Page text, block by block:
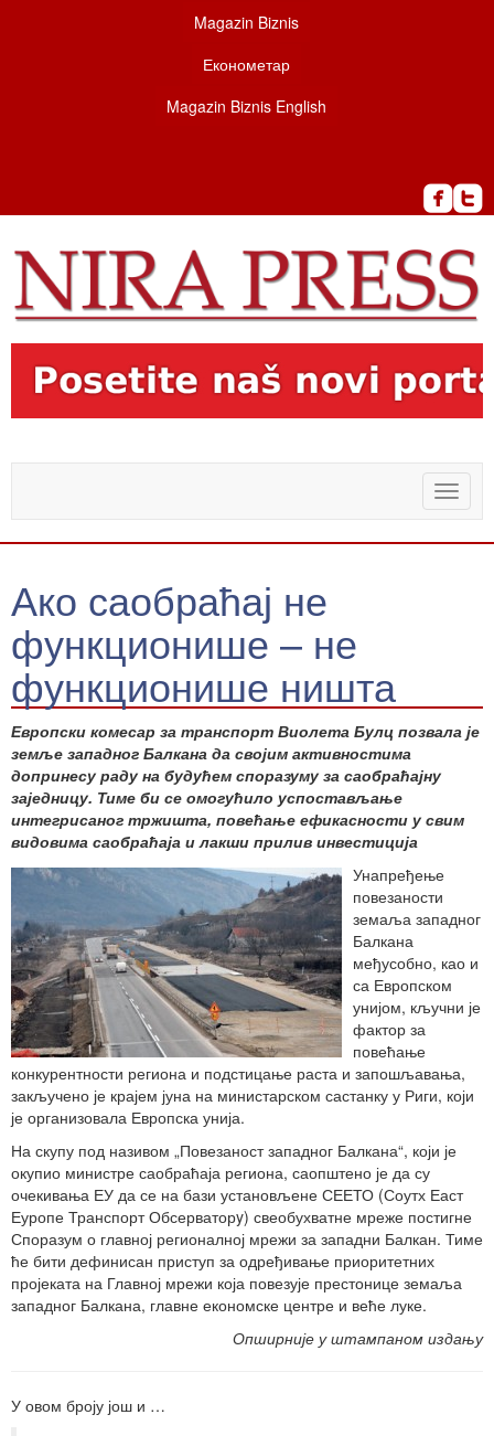
Magazin Biznis
Економетар
Magazin Biznis English
Toggle
Ако саобраћај не
функционише – не
функционише ништа
Европски комесар за транспорт Виолета Булц позвала је
земље западног Балкана да својим активностима
допринесу раду на будућем споразуму за саобраћајну
заједницу. Тиме би се омогућило успостављање
интегрисаног тржишта, повећање ефикасности у свим
видовима саобраћаја и лакши прилив инвестиција
Унапређење
повезаности
земаља западног
Балкана
међусобно, као и
са Европском
унијом, кључни је
фактор за
повећање
конкурентности региона и подстицање раста и запошљавања,
закључено је крајем јуна на министарском састанку у Риги, који
је организовала Европска унија.
На скупу под називом „Повезаност западног Балкана“, који је
окупио министре саобраћаја региона, саопштено је да су
очекивања ЕУ да се на бази установљене СЕЕТО (Соутх Еаст
Еуропе Транспорт Обсерваторy) свеобухватне мреже постигне
Споразум о главној регионалној мрежи за западни Балкан. Тиме
ће бити дефинисан приступ за одређивање приоритетних
пројеката на Главној мрежи која повезује престонице земаља
западног Балкана, главне економске центре и веће луке.
Опширније у штампаном издању
У овом броју још и …